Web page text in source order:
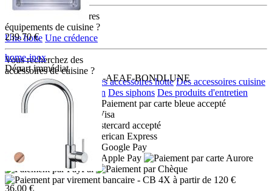
239.70 €
home-inox
HI-34x40R10-VIDMAN-AEAF-BONDLUNE
Départ immédiat
36.00 €
Vous recherchez d'autres
équipements de cuisine ?
Une hotte Une crédence
Vous recherchez des
accéssoires de cuisine ?
Des accessoires eviers
Des accessoires hotte Des accessoires cuisine
Des distributeurs de savon Des siphons Des produits d'entretien
Moyens de paiement :
- CB 4X à partir de 120 €